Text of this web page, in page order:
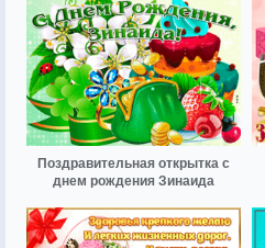
Поздравительная открытка с
днем рождения Зинаида